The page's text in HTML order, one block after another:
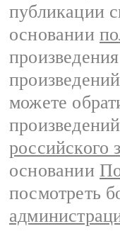
публикации
основании
можете
российского
основании
посмотреть